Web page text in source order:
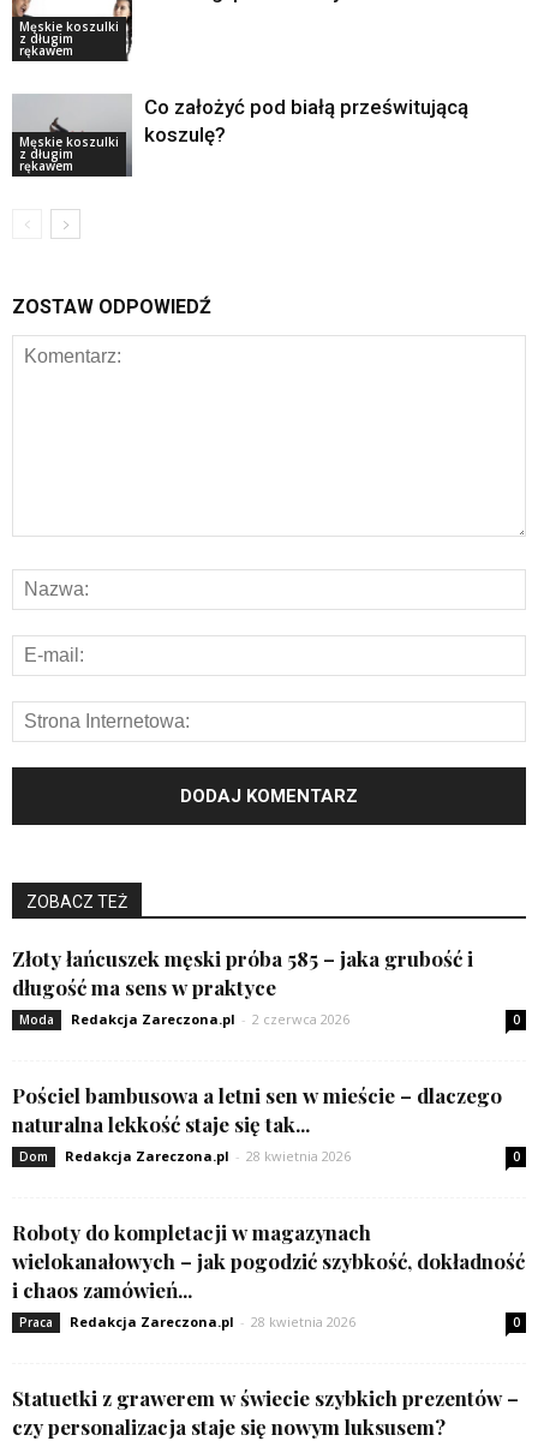
Męskie koszulki
z długim
rękawem
Męskie koszulki
z długim
rękawem
Co założyć pod białą prześwitującą
koszulę?
ZOSTAW ODPOWIEDŹ
ZOBACZ TEŻ
Złoty łańcuszek męski próba 585 – jaka grubość i
długość ma sens w praktyce
Moda Redakcja Zareczona.pl - 2 czerwca 2026 0
Pościel bambusowa a letni sen w mieście – dlaczego
naturalna lekkość staje się tak...
Dom Redakcja Zareczona.pl - 28 kwietnia 2026 0
Roboty do kompletacji w magazynach
wielokanałowych – jak pogodzić szybkość, dokładność
i chaos zamówień...
Praca Redakcja Zareczona.pl - 28 kwietnia 2026 0
Statuetki z grawerem w świecie szybkich prezentów –
czy personalizacja staje się nowym luksusem?